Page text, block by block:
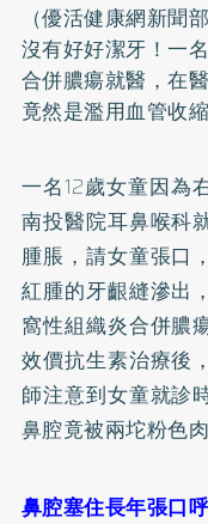
（優活健康網新聞
沒有好好潔牙！一
合併膿瘍就醫，在
竟然是濫用血管收
一名12歲女童因為
南投醫院耳鼻喉科
腫脹，請女童張口
紅腫的牙齦縫滲出
窩性組織炎合併膿
效價抗生素治療後
師注意到女童就診
鼻腔竟被兩坨粉色肉
鼻腔塞住長年張口